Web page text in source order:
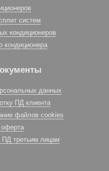
систем
кондиционеров
кондиционера
данных
ПД клиента
файлов cookies
оферта
ПД третьим лицам